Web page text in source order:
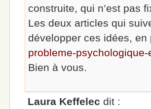
construite, qui n’est pas
Les deux articles qui
développer ces idées, en
probleme-
Bien à vous.
Laura Keffelec dit :